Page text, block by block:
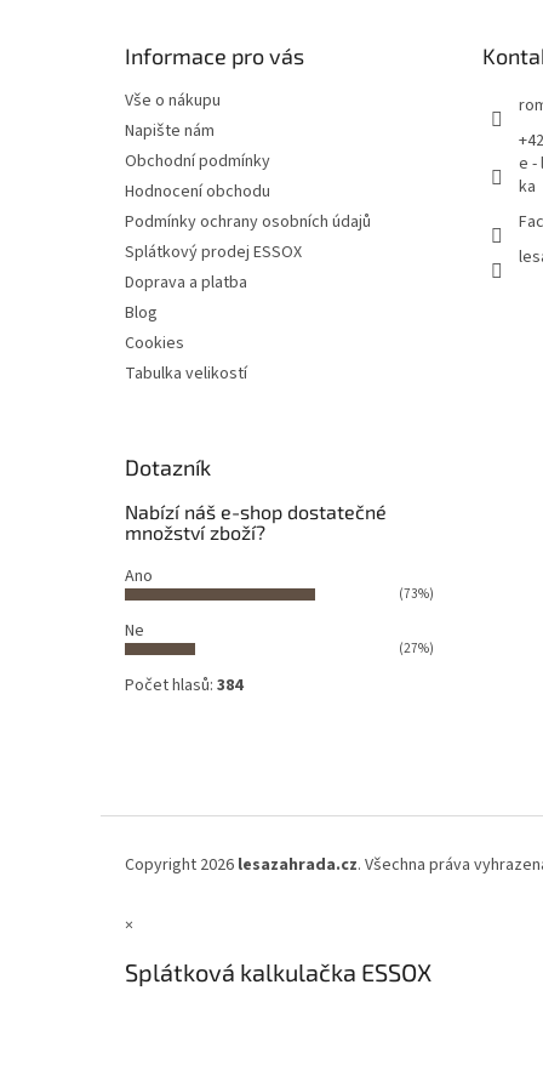
Informace pro vás
Vše o nákupu
Napište nám
Obchodní podmínky
Hodnocení obchodu
Podmínky ochrany osobních údajů
Splátkový prodej ESSOX
Doprava a platba
Blog
Cookies
Tabulka velikostí
e -
ka
Dotazník
Nabízí náš e-shop dostatečné
množství zboží?
Ano
(73%)
Ne
(27%)
Počet hlasů: 384
Copyright 2026 lesazahrada.cz. Všechna práva
×
Splátková kalkulačka ESSOX